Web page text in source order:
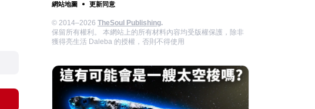
網站地圖
更新同意
© 2014–2026 TheSoul Publishing.
保留所有權利。 本網站上的所有材料內容均受版權保護，除非
獲得亮生活 Daleba 的授權，否則不得使用